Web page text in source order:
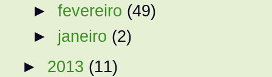
►fevereiro (49)
► janeiro (2)
► 2013 (11)